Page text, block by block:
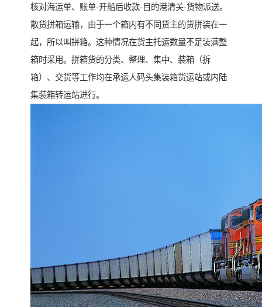
核对海运单、账单-开船后收款-目的港清关-货物派送。
散货拼箱运输，由于一个箱内有不同货主的货拼装在一
起，所以叫拼箱。这种情况在货主托运数量不足装满整
箱时采用。拼箱货的分类、整理、集中、装箱（拆
箱）、交货等工作均在承运人码头集装箱货运站或内陆
集装箱转运站进行。